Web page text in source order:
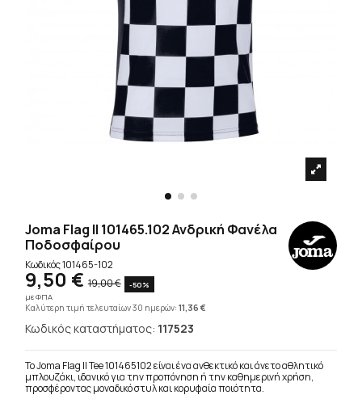
Joma Flag II 101465.102 Ανδρική Φανέλα
Ποδοσφαίρου
Κωδικός101465-102
9,50 € 19,00 €
-50%
με ΦΠΑ
Καλύτερη τιμή τελευταίων 30 ημερών:11,36 €
Κωδικός καταστήματος: 117523
Το Joma Flag II Tee 101465102 είναι ένα ανθεκτικό και άνετο αθλητικό
μπλουζάκι, ιδανικό για την προπόνηση ή την καθημερινή χρήση,
προσφέροντας μοναδικό στυλ και κορυφαία ποιότητα.